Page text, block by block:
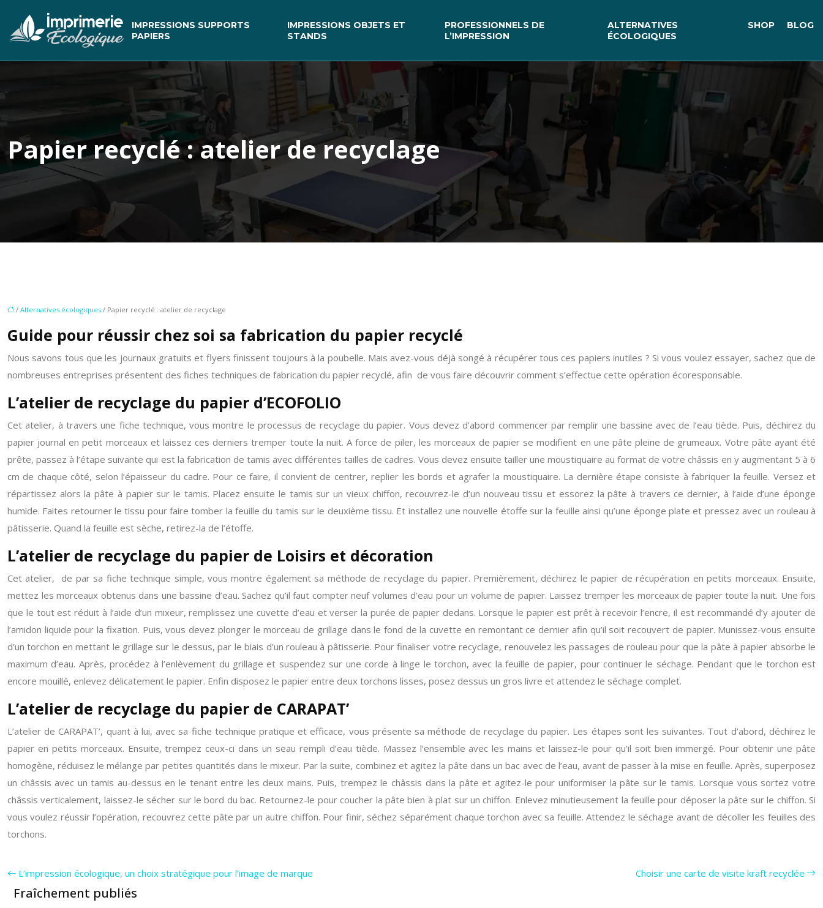
IMPRESSIONS SUPPORTS
PAPIERS
IMPRESSIONS OBJETS ET
STANDS
PROFESSIONNELS DE
L’IMPRESSION
ALTERNATIVES
ÉCOLOGIQUES
SHOP BLOG
Papier recyclé : atelier de recyclage
/ Alternatives écologiques / Papier recyclé : atelier de recyclage
Guide pour réussir chez soi sa fabrication du papier recyclé
Nous savons tous que les journaux gratuits et flyers finissent toujours à la poubelle. Mais avez-vous déjà songé à récupérer tous ces papiers inutiles ? Si vous voulez essayer, sachez que de
nombreuses entreprises présentent des fiches techniques de fabrication du papier recyclé, afin de vous faire découvrir comment s’effectue cette opération écoresponsable.
L’atelier de recyclage du papier d’ECOFOLIO
Cet atelier, à travers une fiche technique, vous montre le processus de recyclage du papier. Vous devez d’abord commencer par remplir une bassine avec de l’eau tiède. Puis, déchirez du
papier journal en petit morceaux et laissez ces derniers tremper toute la nuit. A force de piler, les morceaux de papier se modifient en une pâte pleine de grumeaux. Votre pâte ayant été
prête, passez à l’étape suivante qui est la fabrication de tamis avec différentes tailles de cadres. Vous devez ensuite tailler une moustiquaire au format de votre châssis en y augmentant 5 à 6
cm de chaque côté, selon l’épaisseur du cadre. Pour ce faire, il convient de centrer, replier les bords et agrafer la moustiquaire. La dernière étape consiste à fabriquer la feuille. Versez et
répartissez alors la pâte à papier sur le tamis. Placez ensuite le tamis sur un vieux chiffon, recouvrez-le d’un nouveau tissu et essorez la pâte à travers ce dernier, à l’aide d’une éponge
humide. Faites retourner le tissu pour faire tomber la feuille du tamis sur le deuxième tissu. Et installez une nouvelle étoffe sur la feuille ainsi qu’une éponge plate et pressez avec un rouleau à
pâtisserie. Quand la feuille est sèche, retirez-la de l’étoffe.
L’atelier de recyclage du papier de Loisirs et décoration
Cet atelier, de par sa fiche technique simple, vous montre également sa méthode de recyclage du papier. Premièrement, déchirez le papier de récupération en petits morceaux. Ensuite,
mettez les morceaux obtenus dans une bassine d’eau. Sachez qu’il faut compter neuf volumes d’eau pour un volume de papier. Laissez tremper les morceaux de papier toute la nuit. Une fois
que le tout est réduit à l’aide d’un mixeur, remplissez une cuvette d’eau et verser la purée de papier dedans. Lorsque le papier est prêt à recevoir l’encre, il est recommandé d’y ajouter de
l’amidon liquide pour la fixation. Puis, vous devez plonger le morceau de grillage dans le fond de la cuvette en remontant ce dernier afin qu’il soit recouvert de papier. Munissez-vous ensuite
d’un torchon en mettant le grillage sur le dessus, par le biais d’un rouleau à pâtisserie. Pour finaliser votre recyclage, renouvelez les passages de rouleau pour que la pâte à papier absorbe le
maximum d’eau. Après, procédez à l’enlèvement du grillage et suspendez sur une corde à linge le torchon, avec la feuille de papier, pour continuer le séchage. Pendant que le torchon est
encore mouillé, enlevez délicatement le papier. Enfin disposez le papier entre deux torchons lisses, posez dessus un gros livre et attendez le séchage complet.
L’atelier de recyclage du papier de CARAPAT’
L’atelier de CARAPAT’, quant à lui, avec sa fiche technique pratique et efficace, vous présente sa méthode de recyclage du papier. Les étapes sont les suivantes. Tout d’abord, déchirez le
papier en petits morceaux. Ensuite, trempez ceux-ci dans un seau rempli d’eau tiède. Massez l’ensemble avec les mains et laissez-le pour qu’il soit bien immergé. Pour obtenir une pâte
homogène, réduisez le mélange par petites quantités dans le mixeur. Par la suite, combinez et agitez la pâte dans un bac avec de l’eau, avant de passer à la mise en feuille. Après, superposez
un châssis avec un tamis au-dessus en le tenant entre les deux mains. Puis, trempez le châssis dans la pâte et agitez-le pour uniformiser la pâte sur le tamis. Lorsque vous sortez votre
châssis verticalement, laissez-le sécher sur le bord du bac. Retournez-le pour coucher la pâte bien à plat sur un chiffon. Enlevez minutieusement la feuille pour déposer la pâte sur le chiffon. Si
vous voulez réussir l’opération, recouvrez cette pâte par un autre chiffon. Pour finir, séchez séparément chaque torchon avec sa feuille. Attendez le séchage avant de décoller les feuilles des
torchons.
L’impression écologique, un choix stratégique pour l’image de marque Choisir une carte de visite kraft recyclée
Fraîchement publiés